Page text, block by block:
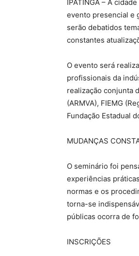
IPATINGA – A
evento presencial e
serão debatidos
constantes
O evento será
profissionais da
realização conjunta
(ARMVA), FIEMG
Fundação Estadual
MUDANÇAS
O seminário foi
experiências
normas e os
torna-se
públicas ocorra de
INSCRIÇÕES